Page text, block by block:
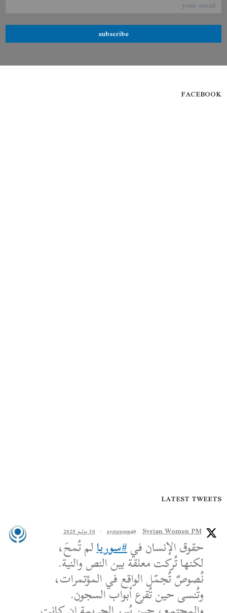
subscribe
FACEBOOK
LATEST TWEETS
Syrian Women PM
@syriawpm
· 30 يوليو 2025
حقوق الإنسان في#سوريالم تُمحَ،
لكنها تُركت معلقة بين النص والنية.
نُصوصٌ تُجمّل الواقع في المؤتمرات،
وتُنسى حين تُقرع أبواب السجون.